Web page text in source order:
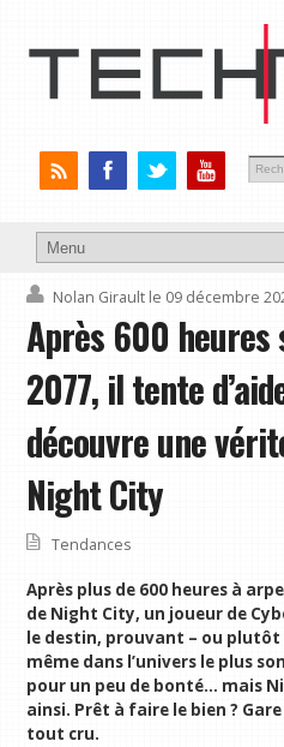
Nolan Girault le 09 décembre
Après 600
2077, il tente
découvre une
Night City
Tendances
Après plus de 600 heures à
de Night City, un joueur de
le destin, prouvant – ou
même dans l’univers le plus
pour un peu de bonté… mais
ainsi. Prêt à faire le bien ?
tout cru.